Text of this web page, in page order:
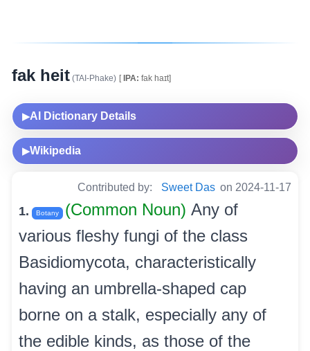
fak heit (TAI-Phake) [IPA: fak haɪt]
▶AI Dictionary Details
▶Wikipedia
Contributed by: Sweet Das on 2024-11-17
1. Botany (Common Noun) Any of
various fleshy fungi of the class
Basidiomycota, characteristically
having an umbrella-shaped cap
borne on a stalk, especially any of
the edible kinds, as those of the